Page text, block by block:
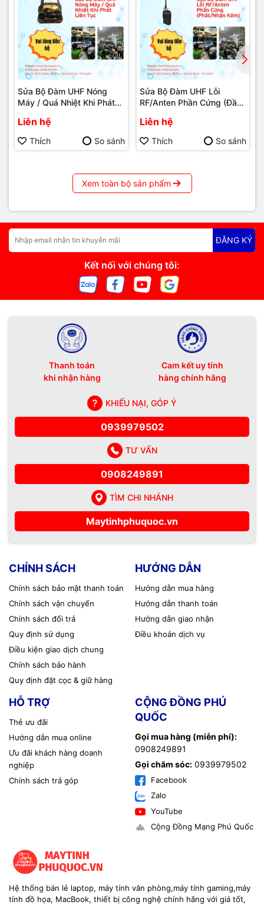
Sửa Bộ Đàm UHF Nóng
Máy / Quá Nhiệt Khi Phát
Chữa Phú Quốc | Máy Tính
Phú Quốc | Vi Tính Hải
Đăng
Liên hệ
Thích So sánh
Sửa Bộ Đàm UHF Lỗi
RF/Anten Phần Cứng (Đầu
– Dịch Vụ Sửa Chữa Phú
Quốc | Máy Tính Phú Quốc
| Vi Tính Hải Đăng
Liên hệ
Thích So sánh
Xem toàn bộ sản phẩm
ĐĂNG KÝ
Kết nối với chúng tôi:
Thanh toán
khi nhận hàng
Cam kết uy tính
hàng chính hãng
KHIẾU NẠI, GÓP Ý
0939979502
TƯ VẤN
0908249891
TÌM CHI NHÁNH
Maytinhphuquoc.vn
CHÍNH SÁCH
Chính sách bảo mật thanh toán
Chính sách vận chuyển
Chính sách đổi trả
Quy định sử dụng
Điều kiện giao dịch chung
Chính sách bảo hành
Quy định đặt cọc & giữ hàng
HƯỚNG DẪN
Hướng dẫn mua hàng
Hướng dẫn thanh toán
Hướng dẫn giao nhận
Điều khoản dịch vụ
HỖ TRỢ
Thẻ ưu đãi
Hướng dẫn mua online
Ưu đãi khách hàng doanh
nghiệp
Chính sách trả góp
CỘNG ĐỒNG PHÚ
QUỐC
Gọi mua hàng (miễn phí):
0908249891
Gọi chăm sóc: 0939979502
Facebook
Zalo
YouTube
Cộng Đồng Mạng Phú Quốc
Hệ thống bán lẻ laptop, máy tính văn phòng,máy tính gaming,máy
tính đồ họa, MacBook, thiết bị công nghệ chính hãng với giá tốt,